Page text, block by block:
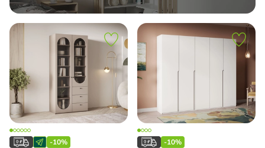
-10% -10%